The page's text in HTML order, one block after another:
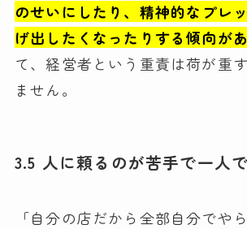
のせいにしたり、精神的なプレ
げ出したくなったりする傾向が
て、経営者という重責は荷が重
ません。
3.5 人に頼るのが苦手で一人
「自分の店だから全部自分でや